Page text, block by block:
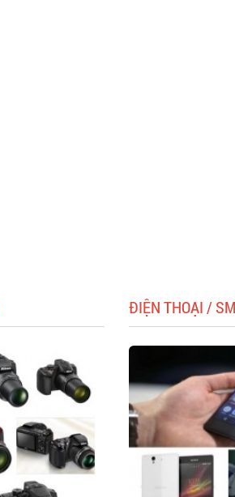
ĐIỆN THOẠI /